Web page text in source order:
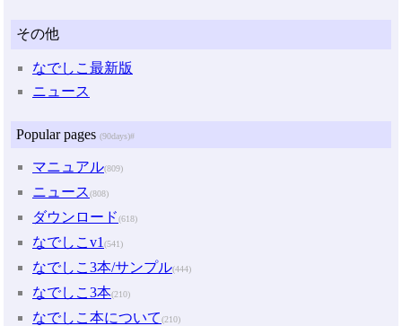
その他
なでしこ最新版
ニュース
Popular pages (90days)#
マニュアル(809)
ニュース(808)
ダウンロード(618)
なでしこv1 (541)
なでしこ3本/サンプル(444)
なでしこ3本(210)
なでしこ本について(210)